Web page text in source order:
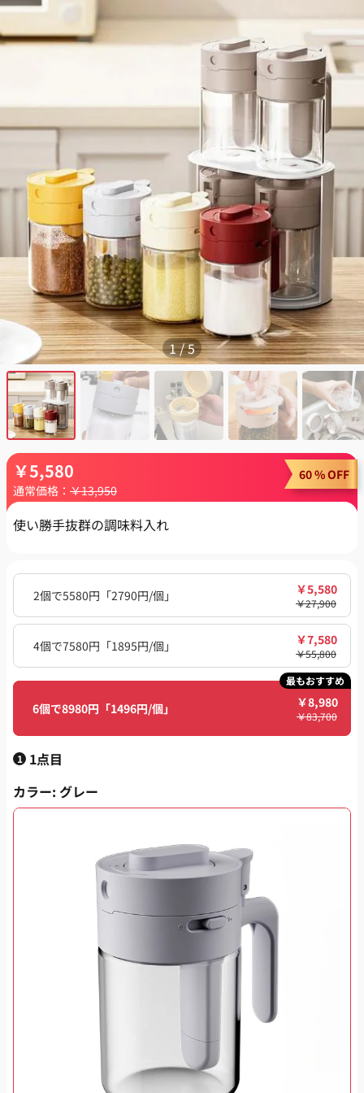
1/5
￥5,580
通常価格： ￥13,950
60 % OFF
使い勝手抜群の調味料入れ
2個で5580円「2790円/個」 ￥27,900
￥5,580
4個で7580円「1895円/個」 ￥55,800
￥7,580
6個で8980円「1496円/個」 ￥83,700
￥8,980
最もおすすめ
1 1点目
カラー: グレー